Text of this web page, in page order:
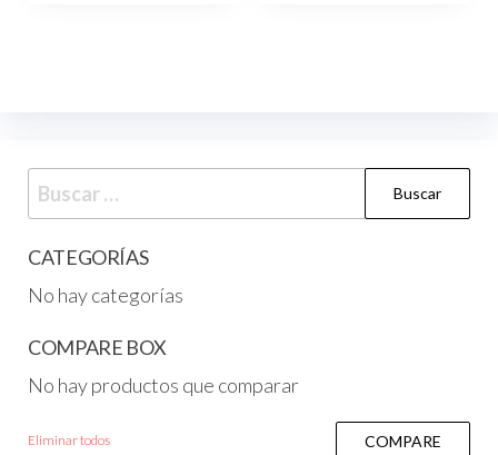
CATEGORÍAS
No hay categorías
COMPARE BOX
No hay productos que comparar
Eliminar todos COMPARE